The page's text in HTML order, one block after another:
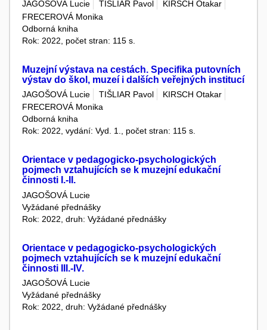
JAGOŠOVÁ Lucie TIŠLIAR Pavol
KIRSCH Otakar
FRECEROVÁ Monika
Odborná kniha
Rok: 2022, počet stran: 115 s.
Muzejní výstava na cestách. Specifika putovních
výstav do škol, muzeí i dalších veřejných institucí
JAGOŠOVÁ Lucie TIŠLIAR Pavol
KIRSCH Otakar
FRECEROVÁ Monika
Odborná kniha
Rok: 2022, vydání: Vyd. 1., počet stran: 115 s.
Orientace v pedagogicko-psychologických
pojmech vztahujících se k muzejní edukační
činnosti I.-II.
JAGOŠOVÁ Lucie
Vyžádané přednášky
Rok: 2022, druh: Vyžádané přednášky
Orientace v pedagogicko-psychologických
pojmech vztahujících se k muzejní edukační
činnosti III.-IV.
JAGOŠOVÁ Lucie
Vyžádané přednášky
Rok: 2022, druh: Vyžádané přednášky